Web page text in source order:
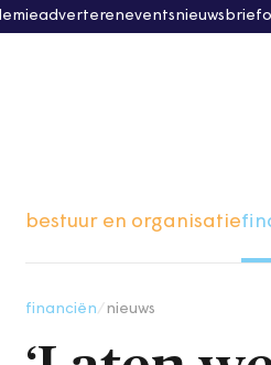
advertereneventsnieuwsbrief
bestuur en organisatie
financiën nieuws